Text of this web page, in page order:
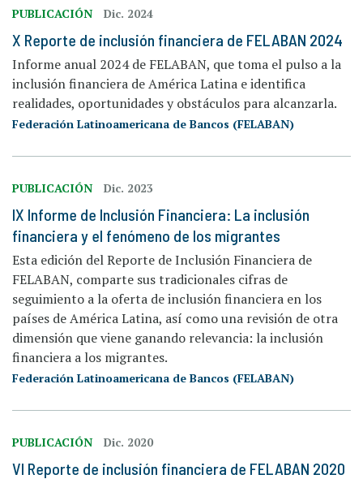
PUBLICACIÓN Dic. 2024
X Reporte de inclusión financiera de FELABAN 2024
Informe anual 2024 de FELABAN, que toma el pulso a la
inclusión financiera de América Latina e identifica
realidades, oportunidades y obstáculos para alcanzarla.
Federación Latinoamericana de Bancos (FELABAN)
PUBLICACIÓN Dic. 2023
IX Informe de Inclusión Financiera: La inclusión
financiera y el fenómeno de los migrantes
Esta edición del Reporte de Inclusión Financiera de
FELABAN, comparte sus tradicionales cifras de
seguimiento a la oferta de inclusión financiera en los
países de América Latina, así como una revisión de otra
dimensión que viene ganando relevancia: la inclusión
financiera a los migrantes.
Federación Latinoamericana de Bancos (FELABAN)
PUBLICACIÓN Dic. 2020
VI Reporte de inclusión financiera de FELABAN 2020